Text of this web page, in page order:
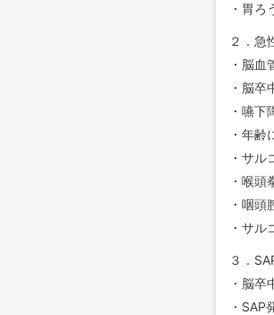
・胃ろ
２．急
・脳
・脳
・嚥
・年
・サ
・喉
・咽頭
・サ
３．
・脳卒
・SAP